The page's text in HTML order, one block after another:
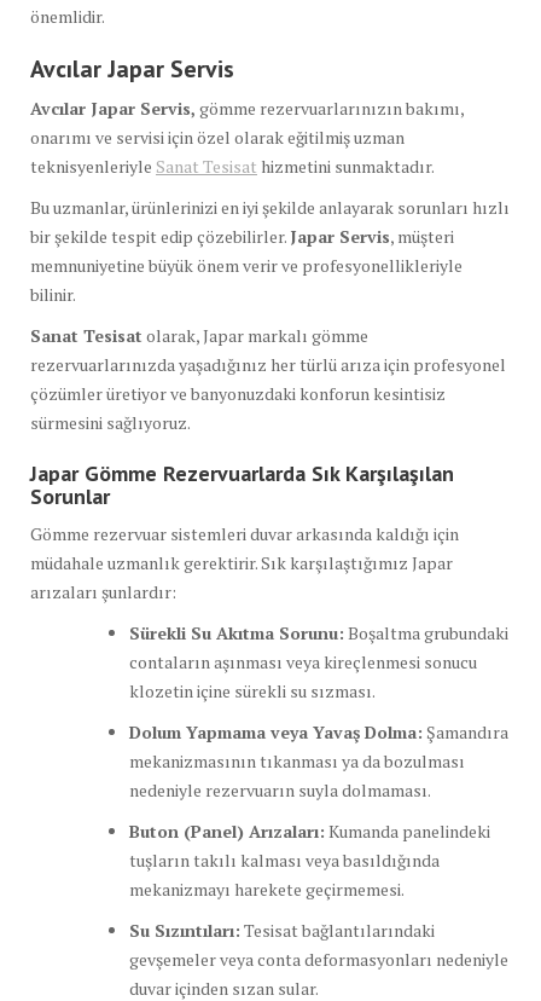
önemlidir.
Avcılar Japar Servis
Avcılar Japar Servis, gömme rezervuarlarınızın bakımı,
onarımı ve servisi için özel olarak eğitilmiş uzman
teknisyenleriyle Sanat Tesisat hizmetini sunmaktadır.
Bu uzmanlar, ürünlerinizi en iyi şekilde anlayarak sorunları hızlı
bir şekilde tespit edip çözebilirler. Japar Servis, müşteri
memnuniyetine büyük önem verir ve profesyonellikleriyle
bilinir.
Sanat Tesisat olarak, Japar markalı gömme
rezervuarlarınızda yaşadığınız her türlü arıza için profesyonel
çözümler üretiyor ve banyonuzdaki konforun kesintisiz
sürmesini sağlıyoruz.
Japar Gömme Rezervuarlarda Sık Karşılaşılan
Sorunlar
Gömme rezervuar sistemleri duvar arkasında kaldığı için
müdahale uzmanlık gerektirir. Sık karşılaştığımız Japar
arızaları şunlardır:
Sürekli Su Akıtma Sorunu: Boşaltma grubundaki
contaların aşınması veya kireçlenmesi sonucu
klozetin içine sürekli su sızması.
Dolum Yapmama veya Yavaş Dolma: Şamandıra
mekanizmasının tıkanması ya da bozulması
nedeniyle rezervuarın suyla dolmaması.
Buton (Panel) Arızaları: Kumanda panelindeki
tuşların takılı kalması veya basıldığında
mekanizmayı harekete geçirmemesi.
Su Sızıntıları: Tesisat bağlantılarındaki
gevşemeler veya conta deformasyonları nedeniyle
duvar içinden sızan sular.